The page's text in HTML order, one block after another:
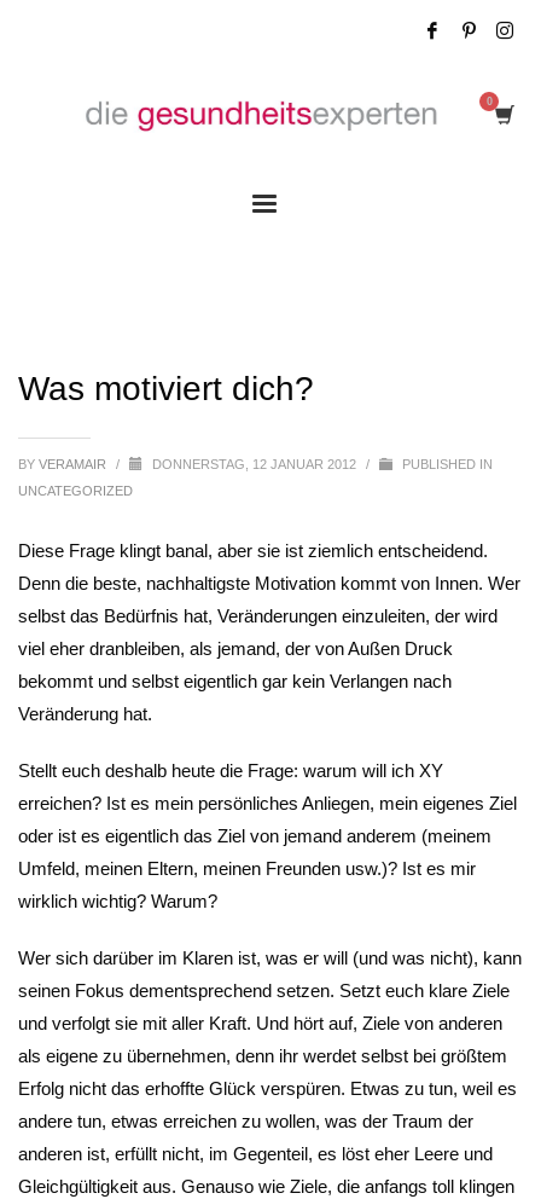
Was motiviert dich?
BY VERAMAIR / DONNERSTAG, 12 JANUAR 2012 /
PUBLISHED IN
UNCATEGORIZED
Diese Frage klingt banal, aber sie ist ziemlich entscheidend.
Denn die beste, nachhaltigste Motivation kommt von Innen. Wer
selbst das Bedürfnis hat, Veränderungen einzuleiten, der wird
viel eher dranbleiben, als jemand, der von Außen Druck
bekommt und selbst eigentlich gar kein Verlangen nach
Veränderung hat.
Stellt euch deshalb heute die Frage: warum will ich XY
erreichen? Ist es mein persönliches Anliegen, mein eigenes Ziel
oder ist es eigentlich das Ziel von jemand anderem (meinem
Umfeld, meinen Eltern, meinen Freunden usw.)? Ist es mir
wirklich wichtig? Warum?
Wer sich darüber im Klaren ist, was er will (und was nicht), kann
seinen Fokus dementsprechend setzen. Setzt euch klare Ziele
und verfolgt sie mit aller Kraft. Und hört auf, Ziele von anderen
als eigene zu übernehmen, denn ihr werdet selbst bei größtem
Erfolg nicht das erhoffte Glück verspüren. Etwas zu tun, weil es
andere tun, etwas erreichen zu wollen, was der Traum der
anderen ist, erfüllt nicht, im Gegenteil, es löst eher Leere und
Gleichgültigkeit aus. Genauso wie Ziele, die anfangs toll klingen